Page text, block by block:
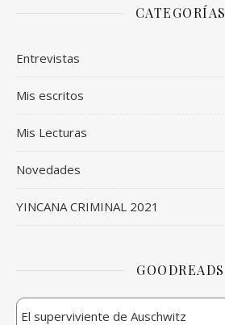
CATEGORÍAS
Entrevistas
Mis escritos
Mis Lecturas
Novedades
YINCANA CRIMINAL 2021
GOODREADS
El superviviente de Auschwitz